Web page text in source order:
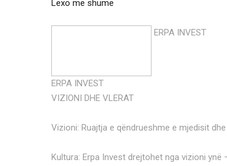
Lexo me shume
ERPA INVEST
ERPA INVEST
VIZIONI DHE VLERAT
Vizioni: Ruajtja e qëndrueshme e mjedisit
Kultura: Erpa Invest drejtohet nga vizioni